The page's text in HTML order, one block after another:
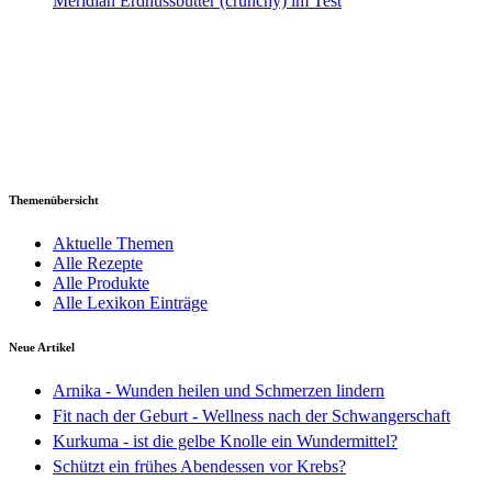
Themenübersicht
Aktuelle Themen
Alle Rezepte
Alle Produkte
Alle Lexikon Einträge
Neue Artikel
Arnika - Wunden heilen und Schmerzen lindern
Fit nach der Geburt - Wellness nach der Schwangerschaft
Kurkuma - ist die gelbe Knolle ein Wundermittel?
Schützt ein frühes Abendessen vor Krebs?